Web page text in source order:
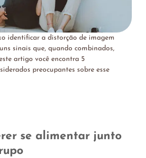
identificar a distorção de imagem
sinais que, quando combinados,
artigo você encontra 5
preocupantes sobre esse
se alimentar junto